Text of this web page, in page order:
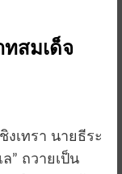
สมเด็จ
เทรา นายธีระ
” ถวายเป็น